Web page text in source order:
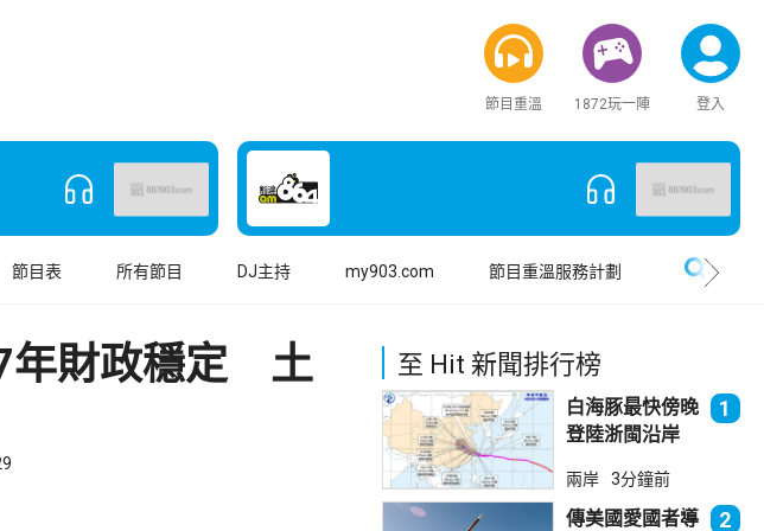
節目重溫 1872玩一陣 登入
節目表 所有節目 DJ主持 my903.com 節目重溫服務計劃
年財政穩定 土
至 Hit 新聞排行榜
白海豚最快傍晚
登陸浙閩沿岸
1
兩岸 3分鐘前
傳美國愛國者導 2